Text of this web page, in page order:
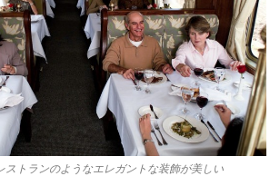
ストランのようなエレガントな装飾が美しい